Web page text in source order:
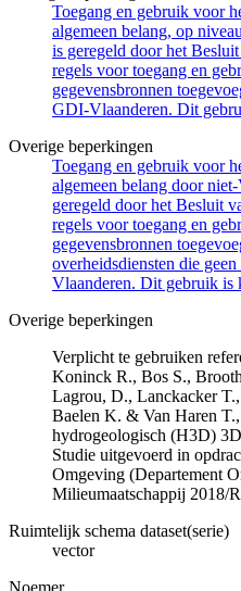
Toegang en gebruik voor
algemeen belang, op
is geregeld door het
regels voor toegang en
gegevensbronnen
GDI-Vlaanderen. Dit
Overige beperkingen
Toegang en gebruik voor
algemeen belang door
geregeld door het Besluit
regels voor toegang en
gegevensbronnen
overheidsdiensten die
Vlaanderen. Dit gebruik is
Overige beperkingen
Verplicht te gebruiken
Koninck R., Bos S.,
Lagrou, D., Lanckacker
Baelen K. & Van Haren
hydrogeologisch (H3D)
Studie uitgevoerd in
Omgeving (Departement
Milieumaatschappij 2018/
Ruimtelijk schema dataset(serie)
vector
Noemer